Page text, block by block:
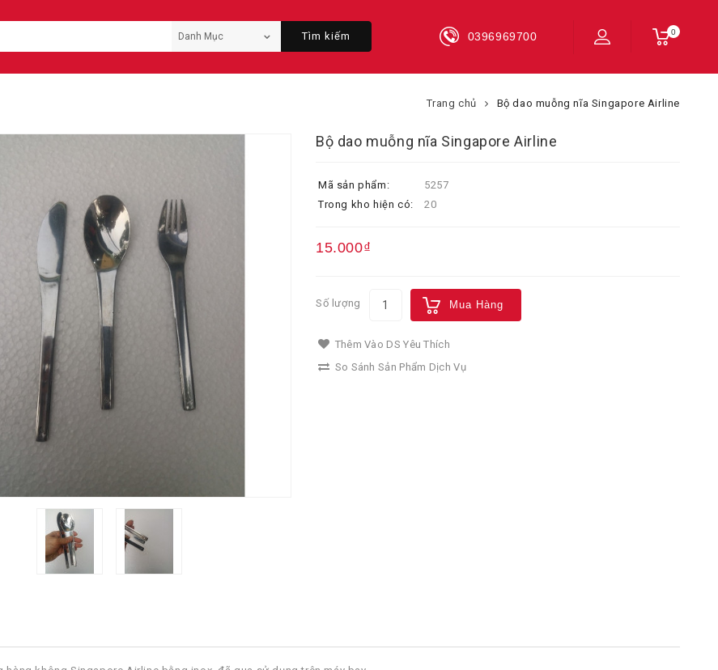
0
0396969700
Tìm kiếm
Trang chủ Bộ dao muỗng nĩa Singapore Airline
Bộ dao muỗng nĩa Singapore Airline
Mã sản phẩm:
5257
Trong kho hiện có:
20
15.000₫
Số lượng Mua Hàng
Thêm Vào DS Yêu Thích
So Sánh Sản Phẩm Dịch Vụ